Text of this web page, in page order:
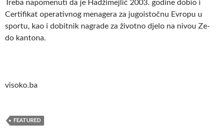
Treba napomenuti da je Hadžimejlić 2003. godine dobio i
Certifikat operativnog menagera za jugoistočnu Evropu u
sportu, kao i dobitnik nagrade za životno djelo na nivou Ze-
do kantona.
visoko.ba
FEATURED